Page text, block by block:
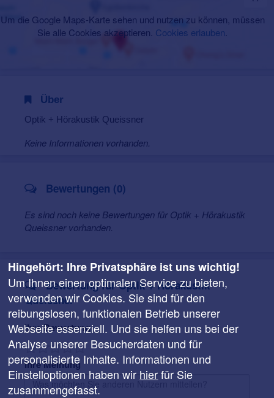
Um die Google Maps-Karte sehen und nutzen zu können, müssen
Sie alle Cookies akzeptieren. Cookies erlauben
Über
Optik + Hörakustik Queissner
Keine Informationen vorhanden.
Bewertungen (0)
Es sind noch keine Bewertungen für Optik + Hörakustik
Queissner vorhanden.
Bewertung für Optik + Hörakustik
Queissner
Ihre Bewertung
Ihre Meinung
Hingehört: Ihre Privatsphäre ist uns wichtig!
Um Ihnen einen optimalen Service zu bieten,
verwenden wir Cookies. Sie sind für den
reibungslosen, funktionalen Betrieb unserer
Webseite essenziell. Und sie helfen uns bei der
Analyse unserer Besucherdaten und für
personalisierte Inhalte. Informationen und
Einstelloptionen haben wir hierfür Sie
zusammengefasst.